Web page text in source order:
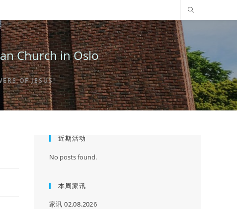
Church in Oslo
OF JESUS!
近期活动
No posts found.
本周家讯
家讯 02.08.2026